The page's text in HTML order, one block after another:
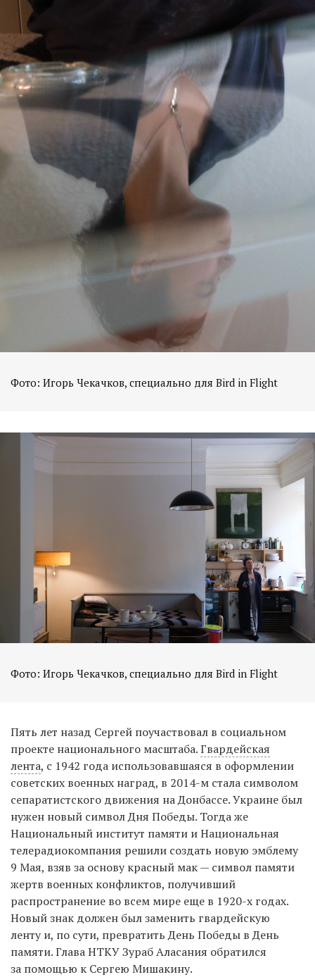
Фото: Игорь Чекачков, специально для Bird in Flight
Фото: Игорь Чекачков, специально для Bird in Flight
Пять лет назад Сергей поучаствовал в социальном
проекте национального масштаба.Гвардейская
лента, с 1942 года использовавшаяся в оформлении
советских военных наград, в 2014-м стала символом
сепаратистского движения на Донбассе. Украине был
нужен новый символ Дня Победы. Тогда же
Национальный институт памяти и Национальная
телерадиокомпания решили создать новую эмблему
9 Мая, взяв за основу красный мак — символ памяти
жертв военных конфликтов, получивший
распространение во всем мире еще в 1920-х годах.
Новый знак должен был заменить гвардейскую
ленту и, по сути, превратить День Победы в День
памяти. Глава НТКУ Зураб Аласания обратился
за помощью к Сергею Мишакину.